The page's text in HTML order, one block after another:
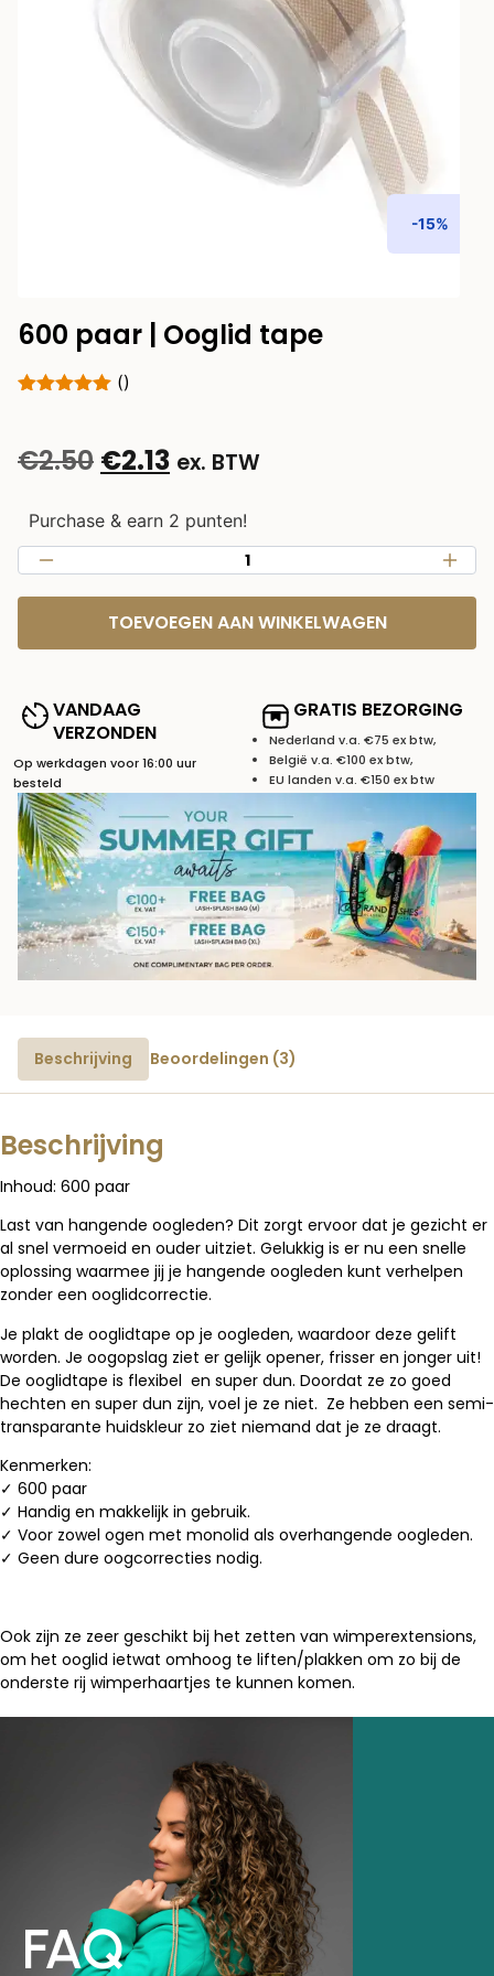
-15%
600 paar | Ooglid tape
()
€2.50 €2.13 ex. BTW
Purchase & earn 2 punten!
TOEVOEGEN AAN WINKELWAGEN
VANDAAG
VERZONDEN
Op werkdagen voor 16:00 uur
besteld
GRATIS BEZORGING
Nederland v.a. €75 ex btw,
België v.a. €100 ex btw,
EU landen v.a. €150 ex btw
Beschrijving Beoordelingen (3)
Beschrijving
Inhoud: 600 paar
Last van hangende oogleden? Dit zorgt ervoor dat je gezicht er
al snel vermoeid en ouder uitziet. Gelukkig is er nu een snelle
oplossing waarmee jij je hangende oogleden kunt verhelpen
zonder een ooglidcorrectie.
Je plakt de ooglidtape op je oogleden, waardoor deze gelift
worden. Je oogopslag ziet er gelijk opener, frisser en jonger uit!
De ooglidtape is flexibel en super dun. Doordat ze zo goed
hechten en super dun zijn, voel je ze niet. Ze hebben een semi-
transparante huidskleur zo ziet niemand dat je ze draagt.
Kenmerken:
✓ 600 paar
✓ Handig en makkelijk in gebruik.
✓ Voor zowel ogen met monolid als overhangende oogleden.
✓ Geen dure oogcorrecties nodig.
Ook zijn ze zeer geschikt bij het zetten van wimperextensions,
om het ooglid ietwat omhoog te liften/plakken om zo bij de
onderste rij wimperhaartjes te kunnen komen.
FAQ